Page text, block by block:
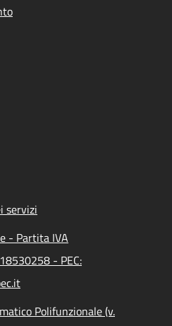
servizi
- Partita IVA
- PEC:
Polifunzionale (v.